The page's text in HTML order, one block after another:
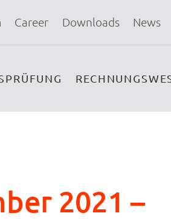
Career Downloads News
2021 –